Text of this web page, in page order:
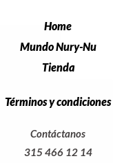
Home
Mundo Nury-Nu
Tienda
Términos y condiciones
Contáctanos
315 466 12 14